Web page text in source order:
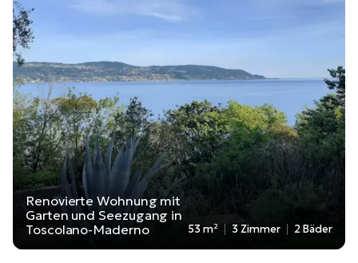
Renovierte Wohnung mit
Garten und Seezugang in
Toscolano-Maderno
53 m² 3 Zimmer 2 Bäder